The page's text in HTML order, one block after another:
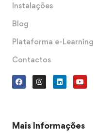
Instalações
Blog
Plataforma e-Learning
Contactos
Mais Informações